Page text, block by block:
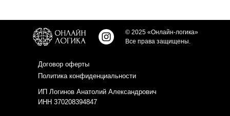
© 2025 «Онлайн-логика»
Все права защищены.
Договор оферты
Политика конфиденциальности
ИП Логинов Анатолий Александрович
ИНН 370208394847